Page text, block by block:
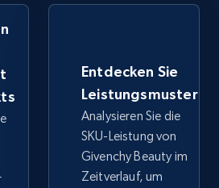
by category
Seller name, Seller rating,
Root category, and
Jetzt anfangen
Entdecken Sie
Leistungsmuster
Analysieren Sie die
SKU-Leistung von
Givenchy Beauty im
Zeitverlauf, um